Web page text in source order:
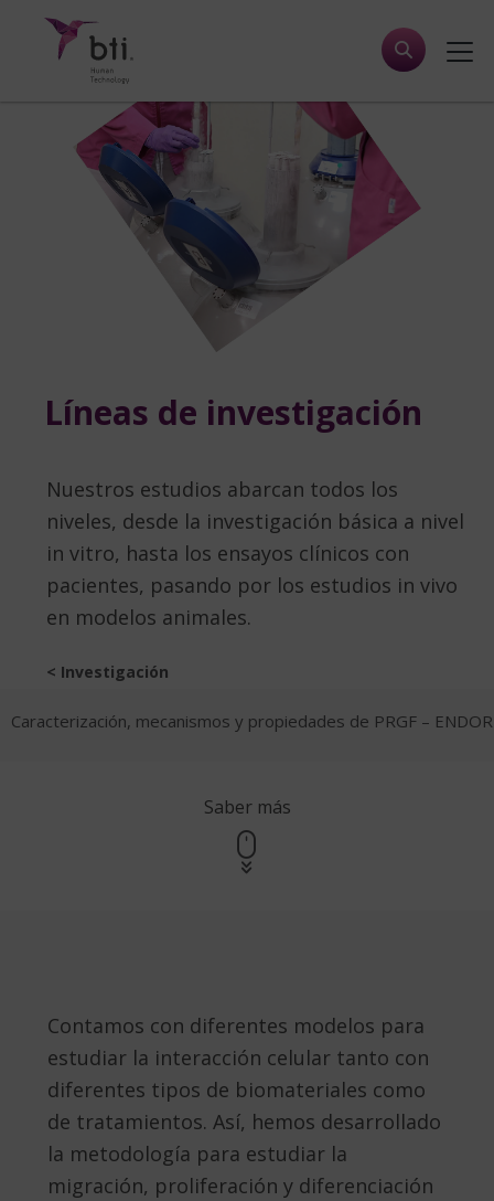
Líneas de investigación
Nuestros estudios abarcan todos los
niveles, desde la investigación básica a nivel
in vitro, hasta los ensayos clínicos con
pacientes, pasando por los estudios in vivo
en modelos animales.
< Investigación
Caracterización, mecanismos y propiedades de PRGF –
Saber más
Contamos con diferentes modelos para
estudiar la interacción celular tanto con
diferentes tipos de biomateriales como
de tratamientos. Así, hemos desarrollado
la metodología para estudiar la
migración, proliferación y diferenciación